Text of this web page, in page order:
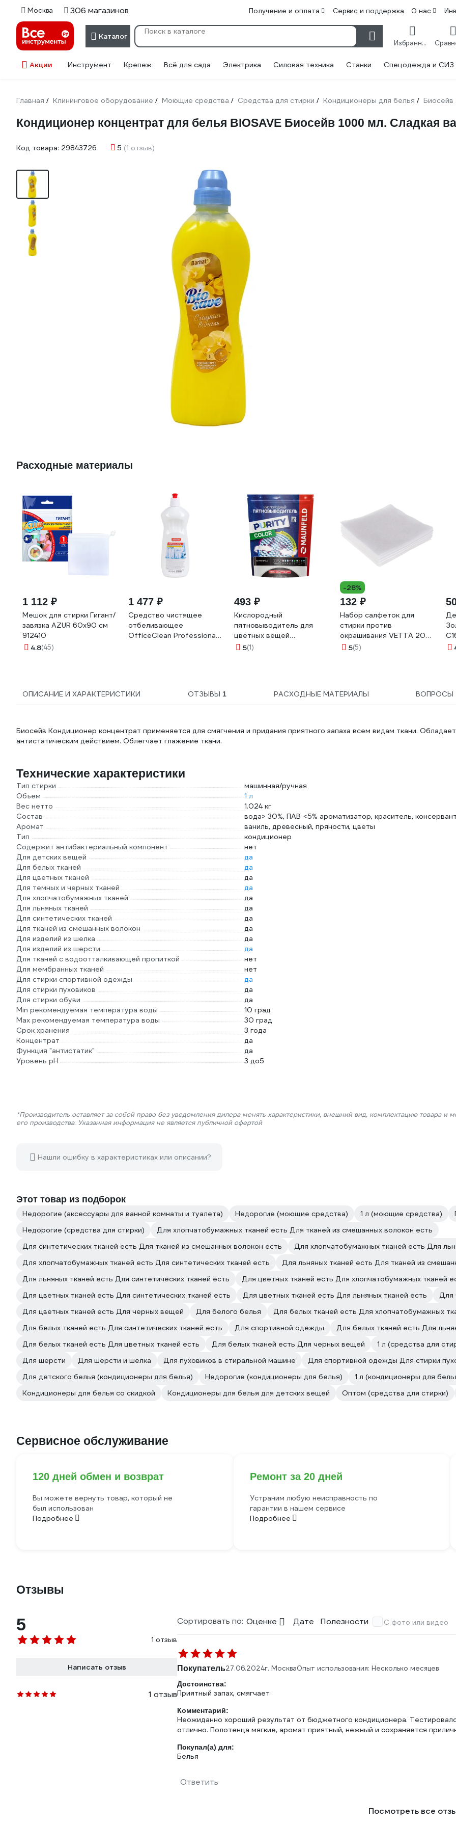
Москва 306 магазинов Получение и оплата Сервис и поддержка О нас
Каталог
Избранное
Акции Инструмент Крепеж Всё для сада Электрика Силовая техника Станки Спецодежда и СИЗ
Главная / Клининговое оборудование / Моющие средства / Средства для стирки / Кондиционеры для белья / Биосейв
Кондиционер концентрат для белья BIOSAVE Биосейв 1000 мл. Сладкая
Код товара: 29843726 5 (1 отзыв)
Расходные материалы
1 112 ₽
Мешок для стирки Гигант/
завязка AZUR 60x90 см
912410
4.8(45)
1 477 ₽
Средство чистящее
отбеливающее
OfficeClean Professional
493 ₽
Кислородный
пятновыводитель для
цветных вещей
MAUNFELD COLOR Purity
5(1)
-28%
132 ₽
Набор салфеток для
стирки против
окрашивания VETTA 20
шт, 25x12 см 452-046
5(5)
ОПИСАНИЕ И ХАРАКТЕРИСТИКИ ОТЗЫВЫ 1 РАСХОДНЫЕ МАТЕРИАЛЫ ВОПРОСЫ
Биосейв Кондиционер концентрат применяется для смягчения и придания приятного запаха всем видам ткани. Обладает
антистатическим действием. Облегчает глажение ткани.
Технические характеристики
Тип стирки
машинная/ручная
Объем
1 л
Вес нетто
1.024 кг
Состав
вода> 30%, ПАВ <5% ароматизатор, краситель,
Аромат
ваниль, древесный, пряности, цветы
Тип
кондиционер
Содержит антибактериальный компонент
нет
Для детских вещей
да
Для белых тканей
да
Для цветных тканей
да
Для темных и черных тканей
да
Для хлопчатобумажных тканей
да
Для льняных тканей
да
Для синтетических тканей
да
Для тканей из смешанных волокон
да
Для изделий из шелка
да
Для изделий из шерсти
да
Для тканей с водоотталкивающей пропиткой
нет
Для мембранных тканей
нет
Для стирки спортивной одежды
да
Для стирки пуховиков
да
Для стирки обуви
да
Min рекомендуемая температура воды
10 град
Мах рекомендуемая температура воды
30 град
Срок хранения
3 года
Концентрат
да
Функция "антистатик"
да
Уровень рН
3 до5
*Производитель оставляет за собой право без уведомления дилера менять характеристики, внешний вид, комплектацию товара и
его производства. Указанная информация не является публичной офертой
Нашли ошибку в характеристиках или описании?
Этот товар из подборок
Недорогие (аксессуары для ванной комнаты и туалета) Недорогие (моющие средства) 1 л (моющие средства)
Недорогие (средства для стирки)
Для хлопчатобумажных тканей есть Для тканей из смешанных волокон есть
Для синтетических тканей есть Для тканей из смешанных волокон есть
Для хлопчатобумажных тканей есть Для
Для хлопчатобумажных тканей есть Для синтетических тканей есть
Для льняных тканей есть Для тканей из
Для льняных тканей есть Для синтетических тканей есть
Для цветных тканей есть Для хлопчатобумажных тканей
Для цветных тканей есть Для синтетических тканей есть
Для цветных тканей есть Для льняных тканей есть
Для
Для цветных тканей есть Для черных вещей
Для белого белья
Для белых тканей есть Для хлопчатобумажных
Для белых тканей есть Для синтетических тканей есть
Для спортивной одежды
Для белых тканей есть Для
Для белых тканей есть Для цветных тканей есть
Для белых тканей есть Для черных вещей
1 л (средства для
Для шерсти
Для шерсти и шелка Для пуховиков в стиральной машине
Для спортивной одежды Для стирки
Для детского белья (кондиционеры для белья)
Недорогие (кондиционеры для белья)
1 л (кондиционеры для
Кондиционеры для белья со скидкой
Кондиционеры для белья для детских вещей Оптом (средства для стирки)
Сервисное обслуживание
120 дней обмен и возврат
Вы можете вернуть товар, который не
был использован
Подробнее
Ремонт за 20 дней
Устраним любую неисправность по
гарантии в нашем сервисе
Подробнее
Отзывы
5
1 отзыв
Написать отзыв
1 отзыв
Сортировать по: Оценке Дате Полезности С фото или видео
Покупатель27.06.2024г. МоскваОпыт использования: Несколько месяцев
Достоинства:
Приятный запах, смягчает
Комментарий:
Неожиданно хороший результат от бюджетного кондиционера.
отлично. Полотенца мягкие, аромат приятный, нежный и сохраняется
Покупал(а) для:
Белья
Ответить
Посмотреть все